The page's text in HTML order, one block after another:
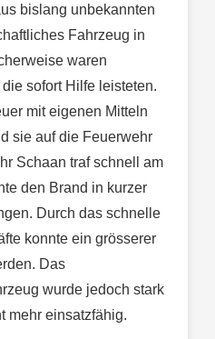
bislang unbekannten
Fahrzeug in
waren
sofort Hilfe leisteten.
mit eigenen Mitteln
sie auf die Feuerwehr
Schaan traf schnell am
den Brand in kurzer
Durch das schnelle
konnte ein grösserer
Das
wurde jedoch stark
mehr einsatzfähig.